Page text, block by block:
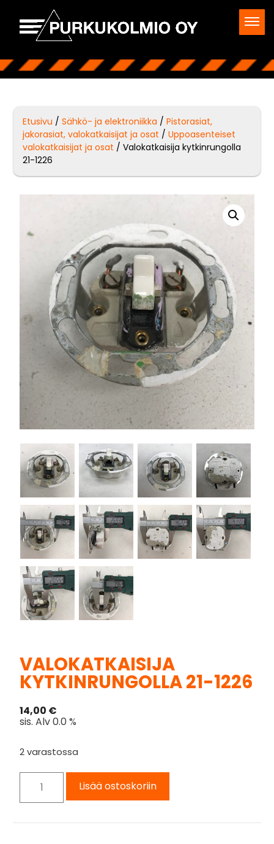
Etusivu /Sähkö- ja elektroniikka /Pistorasiat,
jakorasiat, valokatkaisijat ja osat /Uppoasenteiset
valokatkaisijat ja osat / Valokatkaisija kytkinrungolla
21-1226
VALOKATKAISIJA
KYTKINRUNGOLLA 21-1226
14,00 €
sis. Alv 0.0 %
2 varastossa
Lisää ostoskoriin